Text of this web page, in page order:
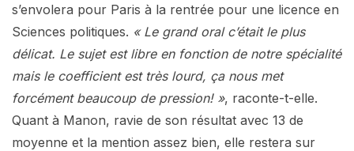
s’envolera pour Paris à la rentrée pour une licence en
Sciences politiques. « Le grand oral c’était le plus
délicat. Le sujet est libre en fonction de notre spécialité
mais le coefficient est très lourd, ça nous met
forcément beaucoup de pression! », raconte-t-elle.
Quant à Manon, ravie de son résultat avec 13 de
moyenne et la mention assez bien, elle restera sur